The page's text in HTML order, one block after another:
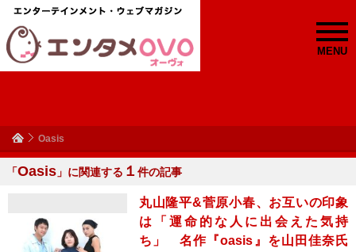
MENU
Oasis
「Oasis 」に関連する １ 件の記事
丸山隆平&菅原小春、お互いの印象
は「運命的な人に出会えた気持
ち」 名作『oasis』を山田佳奈氏